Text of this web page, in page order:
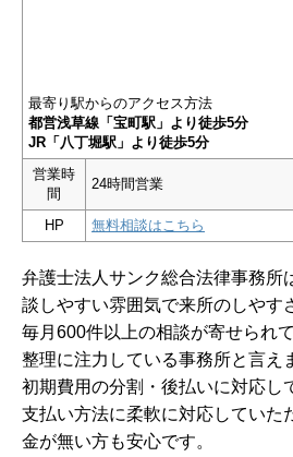
最寄り駅からのアクセス方法
都営浅草線「宝町駅」より徒歩5分
JR「八丁堀駅」より徒歩5分
営業時
間
24時間営業
HP 無料相談はこちら
弁護士法人サンク総合法律事務所
談しやすい雰囲気で来所のしやす
毎月600件以上の相談が寄せられ
整理に注力している事務所と言え
初期費用の分割・後払いに対応し
支払い方法に柔軟に対応していた
金が無い方も安心です。